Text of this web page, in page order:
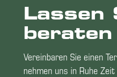
Lassen
beraten
Vereinbaren Sie einen
nehmen uns in Ruhe